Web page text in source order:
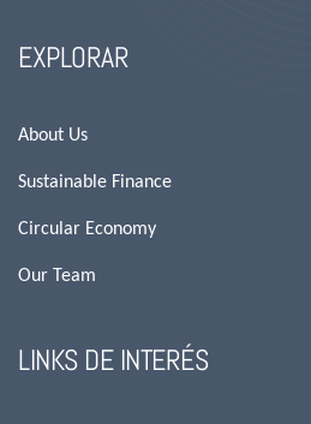
EXPLORAR
About Us
Sustainable Finance
Circular Economy
Our Team
LINKS DE INTERÉS